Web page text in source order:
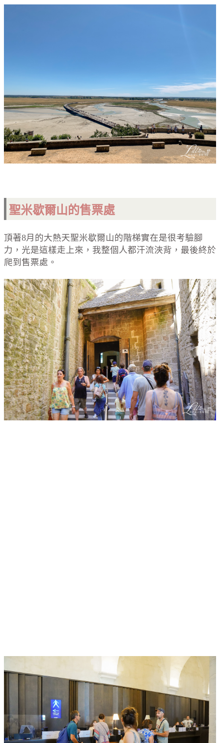
聖米歇爾山的售票處
頂著8月的大熱天聖米歇爾山的階梯實在是很考驗腳
力，光是這樣走上來，我整個人都汗流浹背，最後終於
爬到售票處。